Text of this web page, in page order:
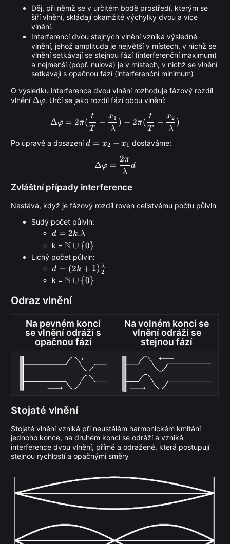
Děj, při němž se v určitém bodě prostředí, kterým se
šíří vlnění, skládají okamžité výchylky dvou a více
vlnění.
Interferencí dvou stejných vlnění vzniká výsledné
vlnění, jehož amplituda je největší v místech, v nichž se
vlnění setkávají se stejnou fází (interferenční maximum)
a nejmenší (popř. nulová) je v místech, v nichž se vlnění
setkávají s opačnou fází (interferenční minimum)
O výsledku interference dvou vlnění rozhoduje fázový rozdíl
vlnění \Delta
Δ\varphi
φ. Určí se jako rozdíl fází obou vlnění:
\Delta\varphi =
Δφ = 2π(
T
t
−
λ
x1 ) − 2π(
T
t
−
λ
x2 )
Po úpravě a dosazeníd =
d = x2 − x1 dostáváme:
\Delta\varphi =
Δφ =
λ
2π
d
Zvláštní případy interference
Nastává, když je fázový rozdíl roven celistvému počtu půlvln
Sudý počet půlvln:
d =
2k.\lambda
d = 2k.λ
k =\N
\cup
\
{0\}
N ∪ {0}
Lichý počet půlvln:
d =
(2k+1)\frac{\lambda}
d = (2k + 1) 2
λ
k =\N
\
N ∪ {0}
Odraz vlnění
Na pevném konci
se vlnění odráží s
opačnou fází
Na volném konci se
vlnění odráží se
stejnou fází
Stojaté vlnění
Stojaté vlnění vzniká při neustálém harmonickém kmitání
jednoho konce, na druhém konci se odráží a vzniká
interference dvou vlnění, přímé a odražené, která postupují
stejnou rychlostí a opačnými směry